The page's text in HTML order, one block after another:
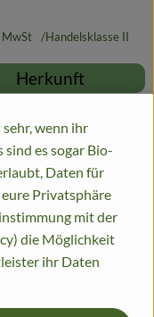
MwSt Handelsklasse II
Herkunft
wenn ihr
sind es sogar Bio-
Daten für
Privatsphäre
mit der
die Möglichkeit
ihr Daten